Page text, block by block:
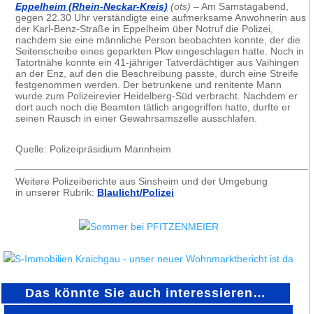
Eppelheim (Rhein-Neckar-Kreis) (ots) – Am Samstagabend,
gegen 22.30 Uhr verständigte eine aufmerksame Anwohnerin aus
der Karl-Benz-Straße in Eppelheim über Notruf die Polizei,
nachdem sie eine männliche Person beobachten konnte, der die
Seitenscheibe eines geparkten Pkw eingeschlagen hatte. Noch in
Tatortnähe konnte ein 41-jähriger Tatverdächtiger aus Vaihingen
an der Enz, auf den die Beschreibung passte, durch eine Streife
festgenommen werden. Der betrunkene und renitente Mann
wurde zum Polizeirevier Heidelberg-Süd verbracht. Nachdem er
dort auch noch die Beamten tätlich angegriffen hatte, durfte er
seinen Rausch in einer Gewahrsamszelle ausschlafen.
Quelle: Polizeipräsidium Mannheim
Weitere Polizeiberichte aus Sinsheim und der Umgebung
in unserer Rubrik: Blaulicht/Polizei
Das könnte Sie auch interessieren…